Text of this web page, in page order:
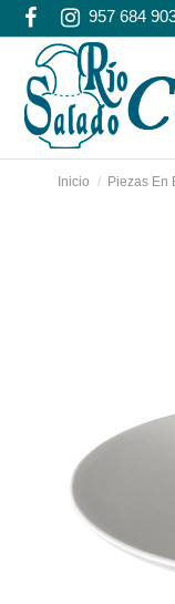
957 684
Inicio Piezas En